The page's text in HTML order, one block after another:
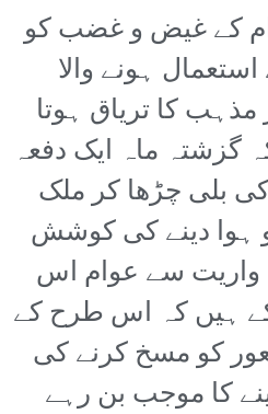
کے غیض و غضب کو
ہونے والا
کا تریاق ہوتا
گزشتہ ماہ ایک دفعہ
بلی چڑھا کر ملک
ہوا دینے کی کوشش
سے عوام اس
ہیں کہ اس طرح کے
کو مسخ کرنے کی
کا موجب بن رہے